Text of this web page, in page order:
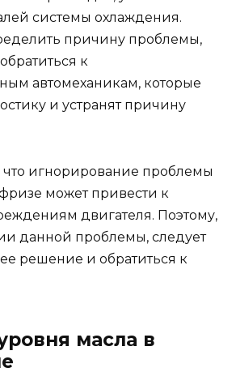
системы охлаждения.
причину проблемы,
к
автомеханикам, которые
и устранят причину
игнорирование проблемы
может привести к
двигателя. Поэтому,
данной проблемы, следует
решение и обратиться к
масла в